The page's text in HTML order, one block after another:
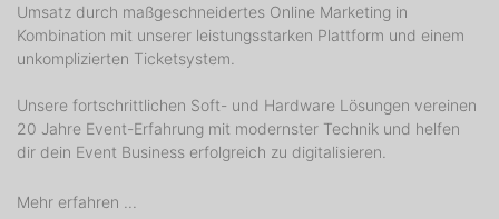
Umsatz durch maßgeschneidertes Online Marketing in
Kombination mit unserer leistungsstarken Plattform und einem
unkomplizierten Ticketsystem.
Unsere fortschrittlichen Soft- und Hardware Lösungen vereinen
20 Jahre Event-Erfahrung mit modernster Technik und helfen
dir dein Event Business erfolgreich zu digitalisieren.
Mehr erfahren ...